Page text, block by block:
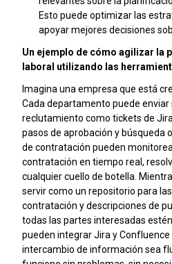
Esto puede optimizar las
apoyar mejores decisiones
Un ejemplo de cómo agilizar la
laboral utilizando las
Imagina una empresa que está
Cada departamento puede enviar
reclutamiento como tickets de
pasos de aprobación y búsqueda
de contratación pueden
contratación en tiempo real,
cualquier cuello de botella.
servir como un repositorio para
contratación y descripciones de
todas las partes interesadas
pueden integrar Jira y Confluence
intercambio de información sea